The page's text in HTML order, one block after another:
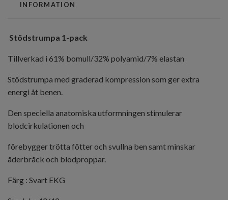
INFORMATION
Stödstrumpa 1-pack
Tillverkad i 61% bomull/32% polyamid/7% elastan
Stödstrumpa med graderad kompression som ger extra
energi åt benen.
Den speciella anatomiska utformningen stimulerar
blodcirkulationen och
förebygger trötta fötter och svullna ben samt minskar
åderbråck och blodproppar.
Färg : Svart EKG